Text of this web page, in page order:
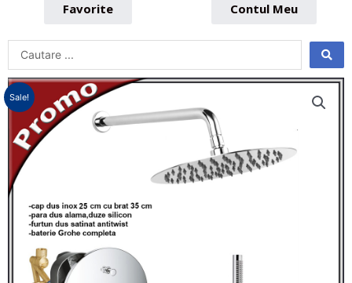
Favorite Contul Meu
Sale!